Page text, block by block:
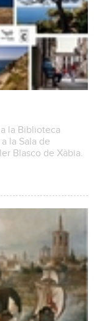
la Biblioteca
la Sala de
Blasco de Xàbia.